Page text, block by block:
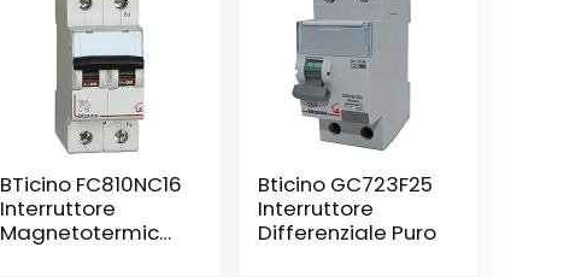
BTicino FC810NC16
Interruttore
Magnetotermico,
Bticino GC723F25
Interruttore
Differenziale Puro